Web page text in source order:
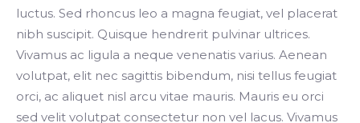
luctus. Sed rhoncus leo a magna feugiat, vel placerat
nibh suscipit. Quisque hendrerit pulvinar ultrices.
Vivamus ac ligula a neque venenatis varius. Aenean
volutpat, elit nec sagittis bibendum, nisi tellus feugiat
orci, ac aliquet nisl arcu vitae mauris. Mauris eu orci
sed velit volutpat consectetur non vel lacus. Vivamus